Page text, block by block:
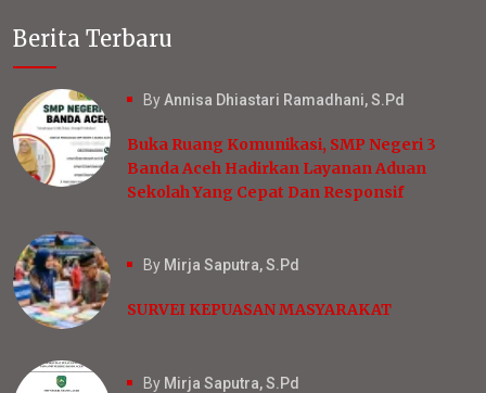
Berita Terbaru
ByAnnisa Dhiastari Ramadhani, S.Pd
Buka Ruang Komunikasi, SMP Negeri 3
Banda Aceh Hadirkan Layanan Aduan
Sekolah Yang Cepat Dan Responsif
By Mirja Saputra, S.Pd
SURVEI KEPUASAN MASYARAKAT
By Mirja Saputra, S.Pd